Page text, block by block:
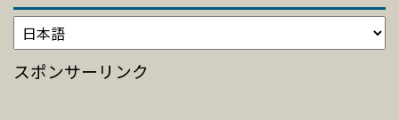
スポンサーリンク